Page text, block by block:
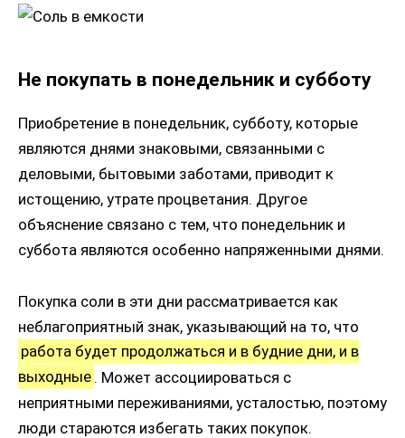
Не покупать в понедельник и субботу
Приобретение в понедельник, субботу, которые
являются днями знаковыми, связанными с
деловыми, бытовыми заботами, приводит к
истощению, утрате процветания. Другое
объяснение связано с тем, что понедельник и
суббота являются особенно напряженными днями.
Покупка соли в эти дни рассматривается как
неблагоприятный знак, указывающий на то, что
работа будет продолжаться и в будние дни, и в
выходные . Может ассоциироваться с
неприятными переживаниями, усталостью, поэтому
люди стараются избегать таких покупок.